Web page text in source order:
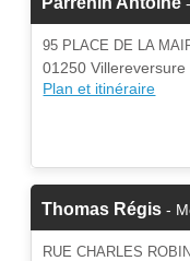
95 PLACE DE LA
01250 Villereversure
Plan et itinéraire
Thomas Régis -
RUE CHARLES